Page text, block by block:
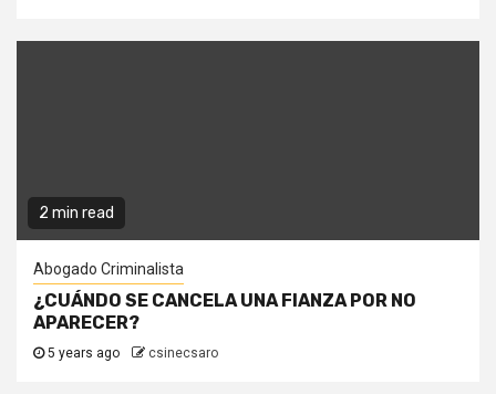
2 min read
Abogado Criminalista
¿CUÁNDO SE CANCELA UNA FIANZA POR NO
APARECER?
5 years ago csinecsaro